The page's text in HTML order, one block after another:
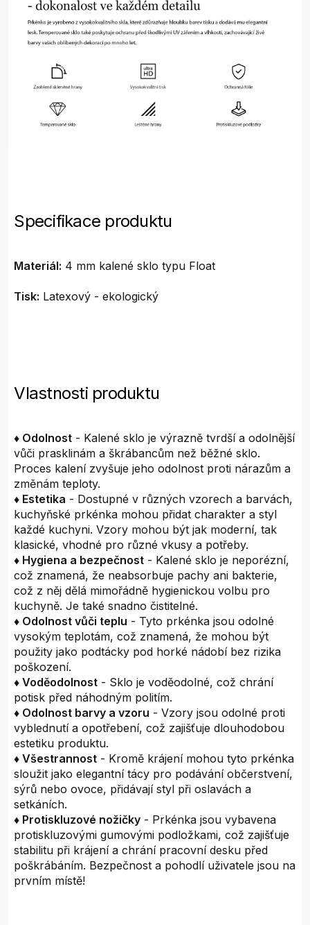
Specifikace produktu
Materiál: 4 mm kalené sklo typu Float
Tisk: Latexový - ekologický
Vlastnosti produktu
♦ Odolnost - Kalené sklo je výrazně tvrdší a odolnější
vůči prasklinám a škrábancům než běžné sklo.
Proces kalení zvyšuje jeho odolnost proti nárazům a
změnám teploty.
♦ Estetika - Dostupné v různých vzorech a barvách,
kuchyňské prkénka mohou přidat charakter a styl
každé kuchyni. Vzory mohou být jak moderní, tak
klasické, vhodné pro různé vkusy a potřeby.
♦ Hygiena a bezpečnost - Kalené sklo je neporézní,
což znamená, že neabsorbuje pachy ani bakterie,
což z něj dělá mimořádně hygienickou volbu pro
kuchyně. Je také snadno čistitelné.
♦ Odolnost vůči teplu - Tyto prkénka jsou odolné
vysokým teplotám, což znamená, že mohou být
použity jako podtácky pod horké nádobí bez rizika
poškození.
♦ Voděodolnost - Sklo je voděodolné, což chrání
potisk před náhodným politím.
♦ Odolnost barvy a vzoru - Vzory jsou odolné proti
vyblednutí a opotřebení, což zajišťuje dlouhodobou
estetiku produktu.
♦ Všestrannost - Kromě krájení mohou tyto prkénka
sloužit jako elegantní tácy pro podávání občerstvení,
sýrů nebo ovoce, přidávají styl při oslavách a
setkáních.
♦ Protiskluzové nožičky - Prkénka jsou vybavena
protiskluzovými gumovými podložkami, což zajišťuje
stabilitu při krájení a chrání pracovní desku před
poškrábáním. Bezpečnost a pohodlí uživatele jsou na
prvním místě!